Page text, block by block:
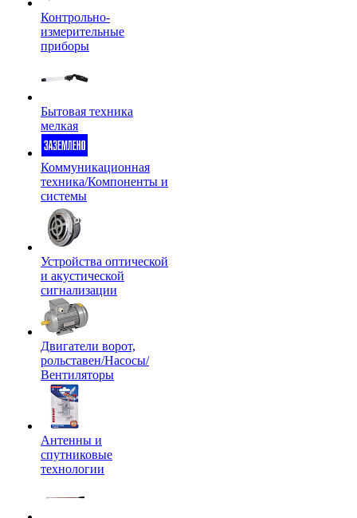
Контрольно-
измерительные
приборы
Бытовая техника
мелкая
Коммуникационная
техника/Компоненты и
системы
Устройства оптической
и акустической
сигнализации
Двигатели ворот,
рольставен/Насосы/
Вентиляторы
Антенны и
спутниковые
технологии